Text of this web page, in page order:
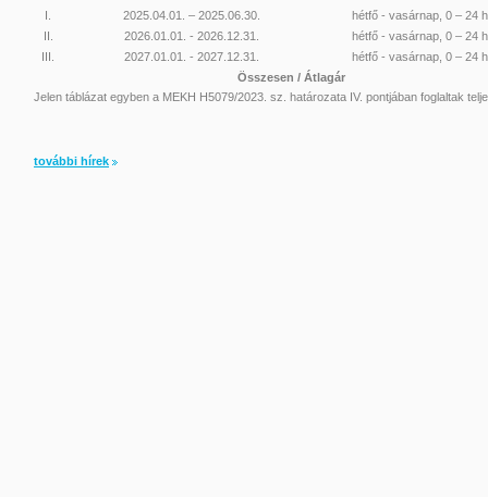
I. 2025.04.01. – 2025.06.30.
hétfő - vasárnap, 0 – 24 h
II.
2026.01.01. - 2026.12.31.
hétfő - vasárnap, 0 – 24 h
III.
2027.01.01. - 2027.12.31.
hétfő - vasárnap, 0 – 24 h
Összesen / Átlagár
Jelen táblázat egyben a MEKH H5079/2023. sz. határozata IV. pontjában foglaltak
további hírek